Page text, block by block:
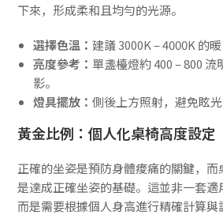
下來，形成柔和且均勻的光源。
選擇色溫：建議 3000K – 4000K 的
亮度參考： 單盞檯燈約 400 – 800
影。
燈具擺放：側後上方照射，避免眩光
黃金比例：個人化桌椅高度設定
正確的坐姿是預防身體痠痛的關鍵，
是達成正確坐姿的基礎。這並非一套適
而是需要根據個人身高進行精確計算與